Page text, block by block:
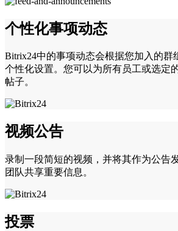
个性化事项动态
Bitrix24中的事项动态会根据您加入的群
个性化设置。您可以为所有员工或选定
帖子。
视频公告
录制一段简短的视频，并将其作为公告
团队共享重要信息。
投票